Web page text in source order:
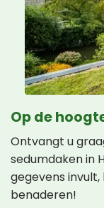
Op de
Ontvangt u
sedumdaken in
gegevens
benaderen!